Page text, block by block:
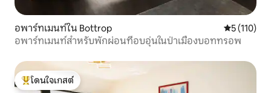
อพาร์ทเมนท์ใน Bottrop คะแนนเฉลี่
5 (110)
อพาร์ทเมนท์สำหรับพักผ่อนที่อบอุ่นในป่าเมืองบอททรอพ
โดนใจเกสต์ที่สุด
โดนใจเกสต์